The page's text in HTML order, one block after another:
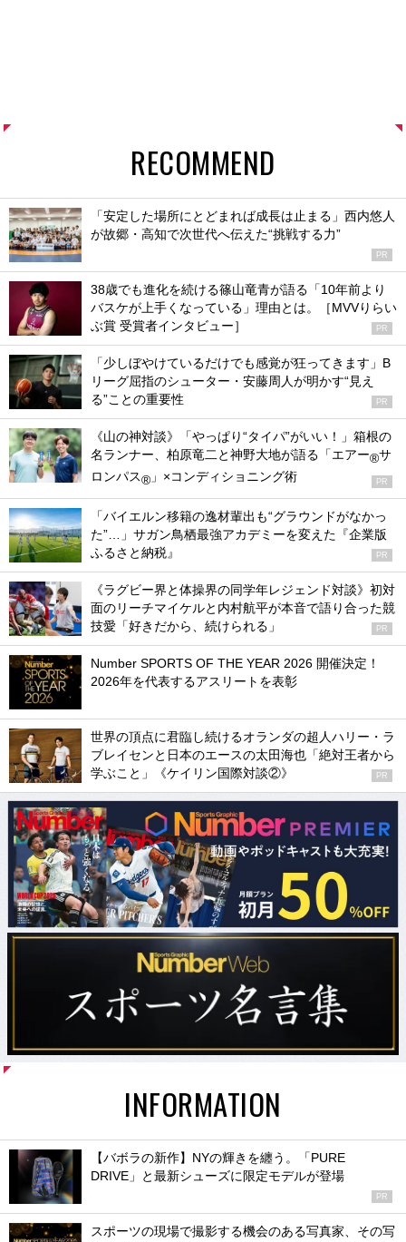
RECOMMEND
「安定した場所にとどまれば成長は止まる」西内悠人
が故郷・高知で次世代へ伝えた“挑戦する力”
PR
38歳でも進化を続ける篠山竜青が語る「10年前より
バスケが上手くなっている」理由とは。［MVVりらい
ぶ賞 受賞者インタビュー］
PR
「少しぼやけているだけでも感覚が狂ってきます」B
リーグ屈指のシューター・安藤周人が明かす“見え
る”ことの重要性
PR
《山の神対談》「やっぱり“タイパ”がいい！」箱根の
名ランナー、柏原竜二と神野大地が語る「エアー®サ
ロンパス® 」×コンディショニング術 PR
「バイエルン移籍の逸材輩出も“グラウンドがなかっ
た”…」サガン鳥栖最強アカデミーを変えた『企業版
ふるさと納税』
PR
《ラグビー界と体操界の同学年レジェンド対談》初対
面のリーチマイケルと内村航平が本音で語り合った競
技愛「好きだから、続けられる」
PR
Number SPORTS OF THE YEAR 2026 開催決定！
2026年を代表するアスリートを表彰
世界の頂点に君臨し続けるオランダの超人ハリー・ラ
ブレイセンと日本のエースの太田海也「絶対王者から
学ぶこと」《ケイリン国際対談②》
PR
INFORMATION
【バボラの新作】NYの輝きを纏う。「PURE
DRIVE」と最新シューズに限定モデルが登場
PR
スポーツの現場で撮影する機会のある写真家、その写